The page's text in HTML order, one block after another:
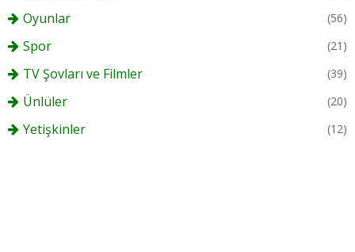
Oyunlar (56)
Spor (21)
TV Şovları ve Filmler (39)
Ünlüler (20)
Yetişkinler (12)